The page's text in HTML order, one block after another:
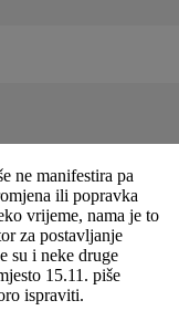
ne manifestira pa
ili popravka
vrijeme, nama je to
za postavljanje
su i neke druge
15.11. piše
ispraviti.